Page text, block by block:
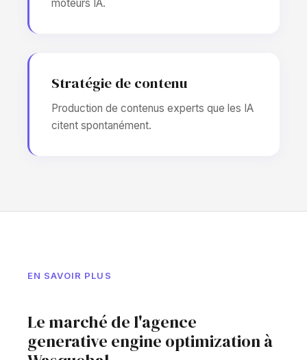
moteurs IA.
Stratégie de contenu
Production de contenus experts que les IA
citent spontanément.
EN SAVOIR PLUS
Le marché de l'agence
generative engine optimization à